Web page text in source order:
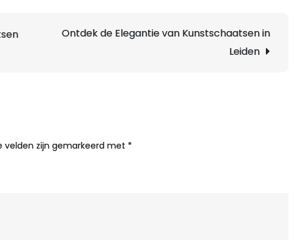
Ontdek de Elegantie van Kunstschaatsen in
Leiden
velden zijn gemarkeerd met *